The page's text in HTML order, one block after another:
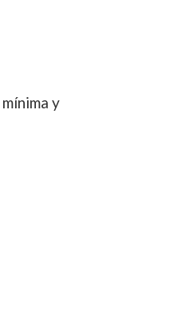
y